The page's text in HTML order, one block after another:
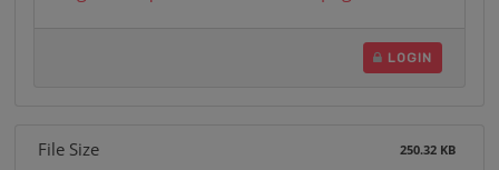
ส
LOGIN
File Size 250.32 KB